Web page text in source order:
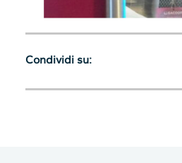
Condividi su: